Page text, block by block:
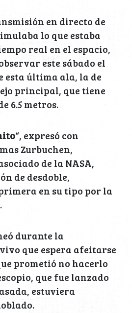
en directo de
lo que estaba
real en el espacio,
este sábado el
esta última ala, la de
principal, que tiene
6.5 metros.
“, expresó con
Zurbuchen,
de la NASA,
de desdoble,
en su tipo por la
durante la
que espera afeitarse
prometió no hacerlo
que fue lanzado
estuviera